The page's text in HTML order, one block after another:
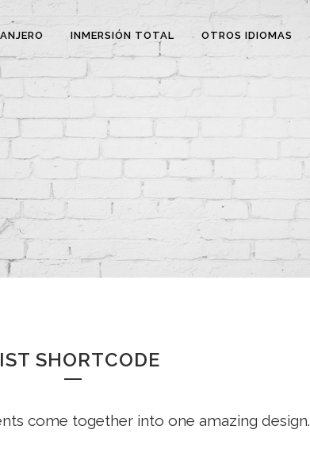
INMERSIÓN TOTAL OTROS IDIOMAS
SHORTCODE
come together into one amazing design.